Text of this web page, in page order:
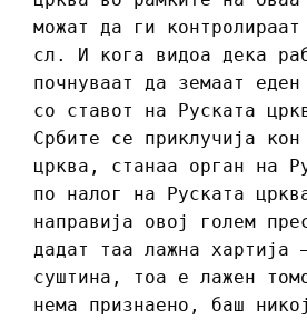
можат да ги
сл. И кога видоа дека
почнуваат да земаат
со ставот на Руската
Србите се приклучија кон
црква, станаа орган на
по налог на Руската
направија овој голем
дадат таа лажна хартија
суштина, тоа е лажен
нема признаено, баш